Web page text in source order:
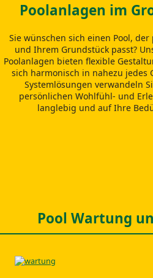
Poolanlagen im
Sie wünschen sich einen Pool,
und Ihrem Grundstück passt?
Poolanlagen bieten flexible
sich harmonisch in nahezu jedes
Systemlösungen verwandeln
persönlichen Wohlfühl‑ und
langlebig und auf Ihre
Pool Wartung